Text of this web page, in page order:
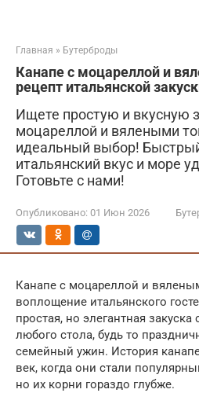
Главная » Бутерброды
Канапе с моцареллой и
рецепт итальянской
Ищете простую и вкусную
моцареллой и вялеными
идеальный выбор!
итальянский вкус и море
Готовьте с нами!
Опубликовано: 01 Июн 2026
Канапе с моцареллой и
воплощение итальянского
простая, но элегантная
любого стола, будь то
семейный ужин. История
век, когда они стали
но их корни гораздо глубже.